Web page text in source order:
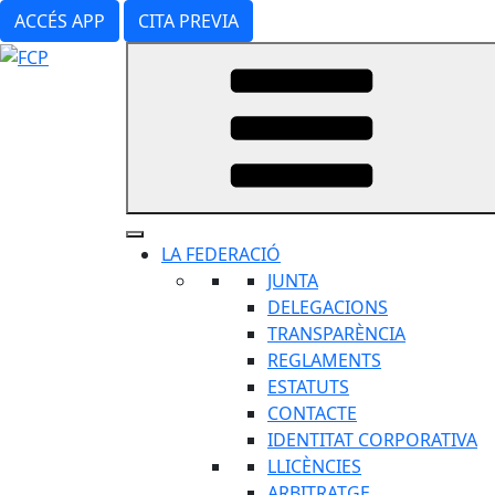
Vés
al
contingut
ACCÉS APP CITA PREVIA
LA FEDERACIÓ
JUNTA
DELEGACIONS
TRANSPARÈNCIA
REGLAMENTS
ESTATUTS
CONTACTE
IDENTITAT CORPORATIVA
LLICÈNCIES